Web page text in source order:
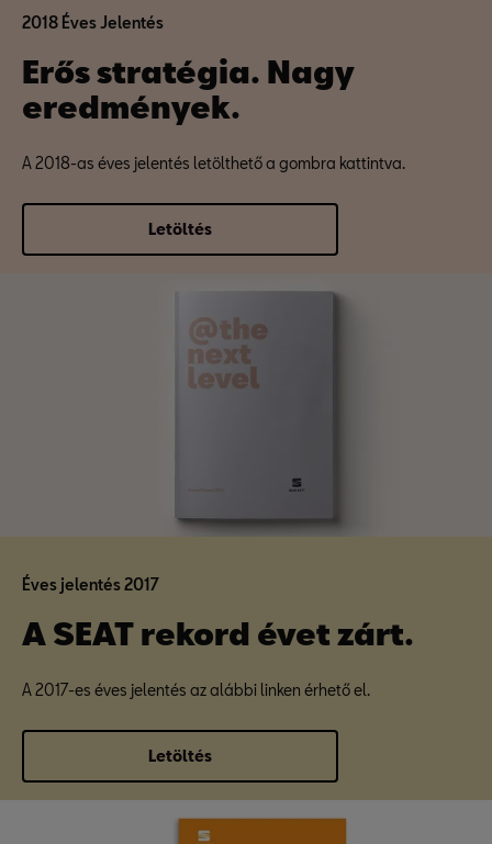
2018 Éves Jelentés
Erős stratégia. Nagy
eredmények.
A 2018-as éves jelentés letölthető a gombra kattintva.
Letöltés
Éves jelentés 2017
A SEAT rekord évet zárt.
A 2017-es éves jelentés az alábbi linken érhető el.
Letöltés